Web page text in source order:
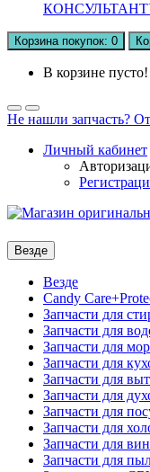
Корзинапокупок: 0
В корзине пусто!
Не нашли
Личный кабинет
Везде
Везде
Candy
Запчасти для
Запчасти для
Запчасти для
Запчасти для
Запчасти для
Запчасти для
Запчасти для
Запчасти для
Запчасти для
Запчасти для